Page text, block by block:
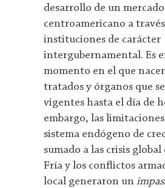
desarrollo de un
centroamericano a
instituciones de carácter
intergubernamental. Es
momento en el que
tratados y órganos que
vigentes hasta el día de
embargo, las
sistema endógeno de
sumado a las crisis global
Fría y los conflictos
local generaron un